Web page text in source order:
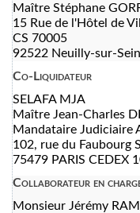
Maître Stéphane
15 Rue de l'Hôtel de
CS 70005
92522 Neuilly-sur-
Co-Liquidateur
SELAFA MJA
Maître Jean-Charles
Mandataire Judiciaire
102, rue du Faubourg
75479 PARIS CEDEX
Collaborateur en
Monsieur Jérémy